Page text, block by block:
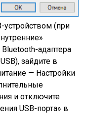
устройством (при
адаптера
зайдите в
— Настройки
и отключите
USB-порта» в